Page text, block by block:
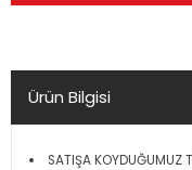
Ürün Bilgisi
SATIŞA KOYDUĞUMUZ